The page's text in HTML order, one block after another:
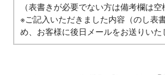
（表書きが必要でない方は備考欄は空
※ご記入いただきました内容（のし表
め、お客様に後日メールをお送りいた